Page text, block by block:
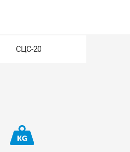
СЦС-20